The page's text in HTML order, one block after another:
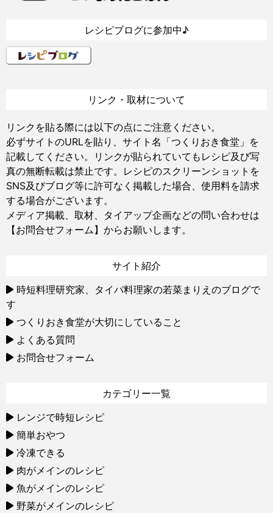
レシピブログに参加中♪
リンク・取材について
リンクを貼る際には以下の点にご注意ください。
必ずサイトのURLを貼り、サイト名「つくりおき食堂」を
記載してください。リンクが貼られていてもレシピ及び写
真の無断転載は禁止です。レシピのスクリーンショットを
SNS及びブログ等に許可なく掲載した場合、使用料を請求
する場合がございます。
メディア掲載、取材、タイアップ企画などの問い合わせは
【お問合せフォーム】 からお願いします。
サイト紹介
時短料理研究家、タイパ料理家の若菜まりえのブログで
す
つくりおき食堂が大切にしていること
よくある質問
お問合せフォーム
カテゴリー一覧
レンジで時短レシピ
簡単おやつ
冷凍できる
肉がメインのレシピ
魚がメインのレシピ
野菜がメインのレシピ